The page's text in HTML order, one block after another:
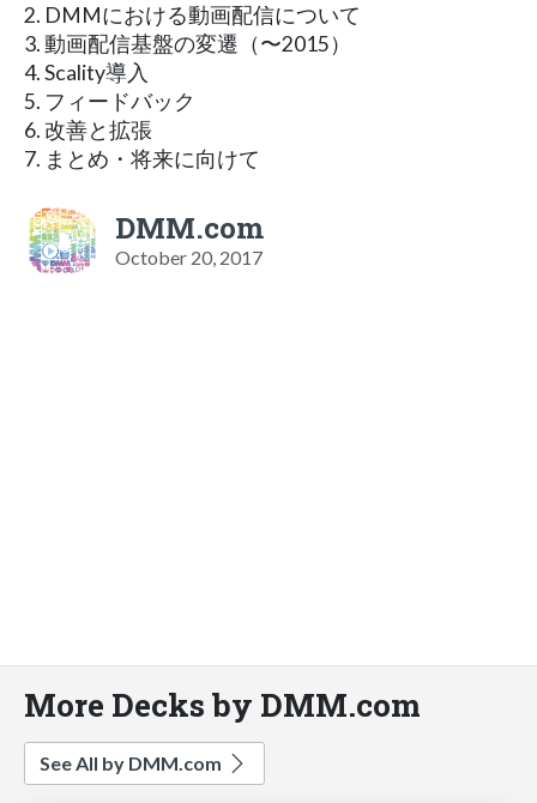
2. DMMにおける動画配信について
3. 動画配信基盤の変遷（〜2015）
4. Scality導⼊
5. フィードバック
6. 改善と拡張
7. まとめ・将来に向けて
DMM.com
October 20, 2017
More Decks by DMM.com
See All by DMM.com